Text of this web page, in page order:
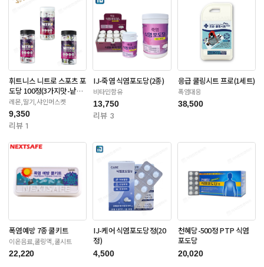
휘트니스 니트로 스포츠 포
도당 100정(3가지맛-낱개
포장)
레몬,딸기,샤인머스켓
9,350
리뷰 1
IJ-죽염 식염포도당(2종)
비타민함유
13,750
리뷰 3
응급 쿨링시트 프로(1세트)
폭염대응
38,500
폭염예방 7종 쿨키트
이온음료,쿨링액,쿨시트
22,220
IJ-케어 식염포도당정(20
정)
4,500
천혜당-500정 PTP 식염
포도당
20,020